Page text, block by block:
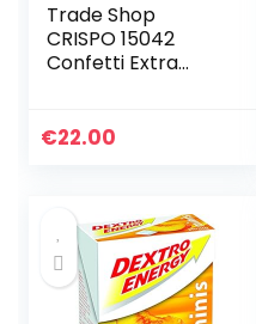
Trade Shop
CRISPO 15042
Confetti Extra
wit, 1 kg
€22.00